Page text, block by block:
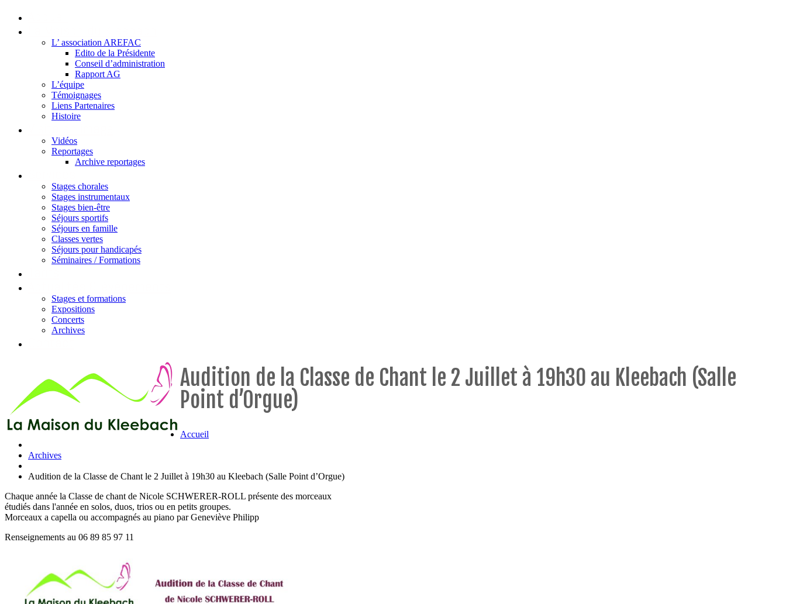
L’ association AREFAC
Edito de la Présidente
Conseil d’administration
Rapport AG
L’équipe
Témoignages
Liens Partenaires
Histoire
Vidéos
Reportages
Archive reportages
Stages chorales
Stages instrumentaux
Stages bien-être
Séjours sportifs
Séjours en famille
Classes vertes
Séjours pour handicapés
Séminaires / Formations
Stages et formations
Expositions
Concerts
Archives
Audition de la Classe de Chant le 2 Juillet à 19h30 au Kleebach (Salle
Point d’Orgue)
Accueil
Archives
Audition de la Classe de Chant le 2 Juillet à 19h30 au Kleebach (Salle Point d’Orgue)
Chaque année la Classe de chant de Nicole SCHWERER-ROLL présente des morceaux
étudiés dans l'année en solos, duos, trios ou en petits groupes.
Morceaux a capella ou accompagnés au piano par Geneviève Philipp
Renseignements au 06 89 85 97 11